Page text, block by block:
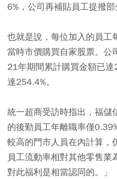
6%，公司再補貼員工提撥部
也就是說，每位加入的員工
當時市價購買自家股票。公
21年期間累計購買金額已
達254.4%。
統一超商受訪時指出，福儲
的後勤員工年離職率僅
較高的門市人員在內計算，
員工流動率相對其他零售業
對此福利是相當認同的。」